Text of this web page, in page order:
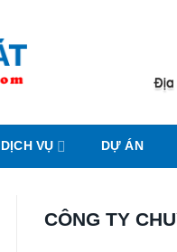
DỊCH VỤ DỰ ÁN
CÔNG TY